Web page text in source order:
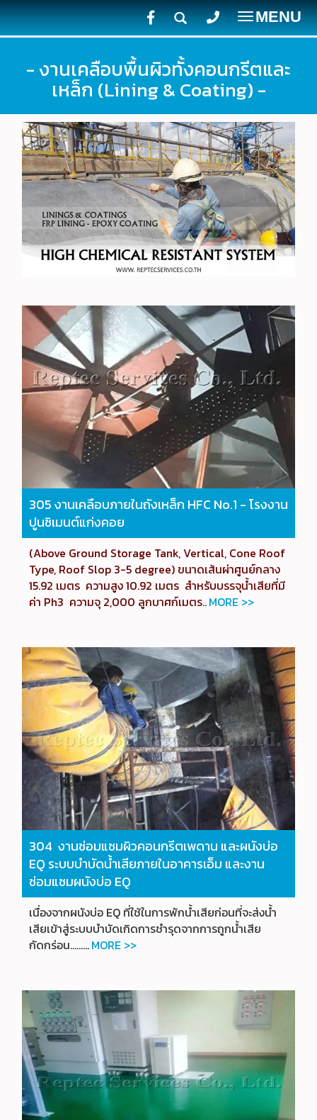
Toggle
MENU
- งานเคลือบพื้นผิวทั้งคอนกรีตและ
เหล็ก (Lining & Coating) -
305งานเคลือบภายในถังเหล็ก HFC No.1 -โรงงาน
ปูนซิเมนต์แก่งคอย
(Above Ground Storage Tank, Vertical, Cone Roof
Type, Roof Slop 3-5 degree) ขนาดเส้นผ่าศูนย์กลาง
15.92 เมตร ความสูง 10.92 เมตร สำหรับบรรจุน้ำเสียที่มี
ค่า Ph3 ความจุ 2,000 ลูกบาศก์เมตร..MORE >>
304 งานซ่อมแซมผิวคอนกรีตเพดาน และผนังบ่อ
EQ ระบบบำบัดน้ำเสียภายในอาคารเอ็ม และงาน
ซ่อมแซมผนังบ่อ EQ
เนื่องจากผนังบ่อ EQ ที่ใช้ในการพักน้ำเสียก่อนที่จะส่งน้ำ
เสียเข้าสู่ระบบบำบัดเกิดการชำรุดจากการถูกน้ำเสีย
กัดกร่อน.........MORE >>